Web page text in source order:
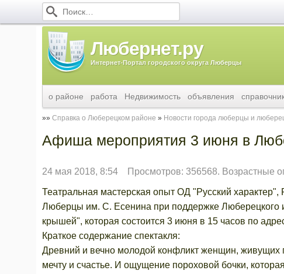
Любернет.ру
Интернет-Портал городского округа Люберцы
о районе работа Недвижимость объявления
Справка о Люберецком районе Новости города люберцы и
Афиша мероприятия 3 июня в
24 мая 2018, 8:54 Просмотров: 356568. Возрастные
Театральная мастерская опыт ОД "Русский
Люберцы им. С. Есенина при поддержке Люберецкого
крышей", которая состоится 3 июня в 15 часов по
Краткое содержание спектакля:
Древний и вечно молодой конфликт женщин, живущих
мечту и счастье. И ощущение пороховой бочки,